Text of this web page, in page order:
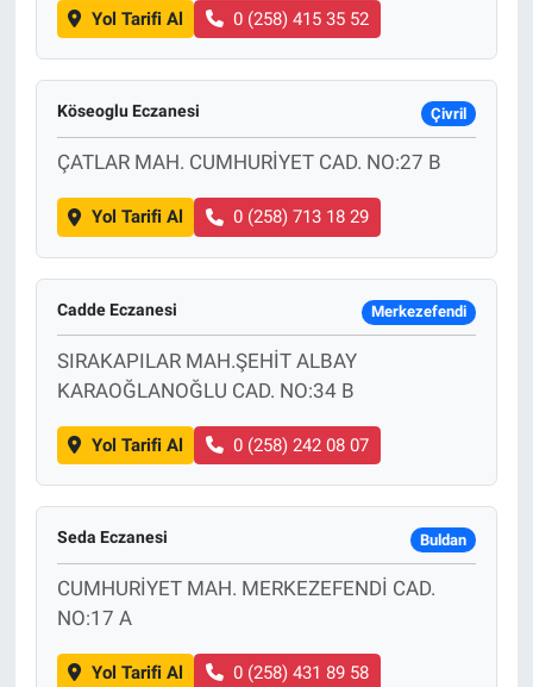
Yol Tarifi Al 0 (258) 415 35 52
Köseoglu Eczanesi Çivril
ÇATLAR MAH. CUMHURİYET CAD. NO:27 B
Yol Tarifi Al 0 (258) 713 18 29
Cadde Eczanesi Merkezefendi
SIRAKAPILAR MAH.ŞEHİT ALBAY
KARAOĞLANOĞLU CAD. NO:34 B
Yol Tarifi Al 0 (258) 242 08 07
Seda Eczanesi Buldan
CUMHURİYET MAH. MERKEZEFENDİ CAD.
NO:17 A
Yol Tarifi Al 0 (258) 431 89 58